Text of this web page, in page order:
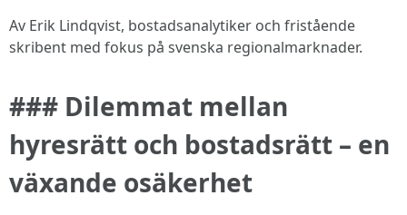
Av Erik Lindqvist, bostadsanalytiker och fristående
skribent med fokus på svenska regionalmarknader.
### Dilemmat mellan
hyresrätt och bostadsrätt – en
växande osäkerhet